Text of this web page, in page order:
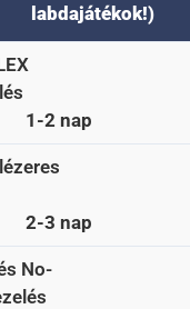
labdajátékok!)
1-2 nap
2-3 nap
No-